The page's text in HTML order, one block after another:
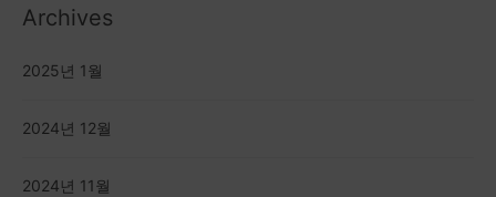
Archives
2025년 1월
2024년 12월
2024년 11월